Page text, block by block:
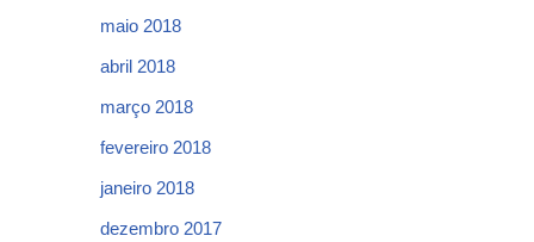
maio 2018
abril 2018
março 2018
fevereiro 2018
janeiro 2018
dezembro 2017